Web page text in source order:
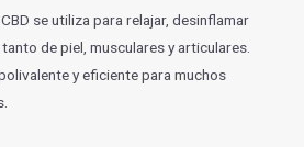
e
s
se utiliza para relajar, desinflamar
de piel, musculares y articulares.
y eficiente para muchos